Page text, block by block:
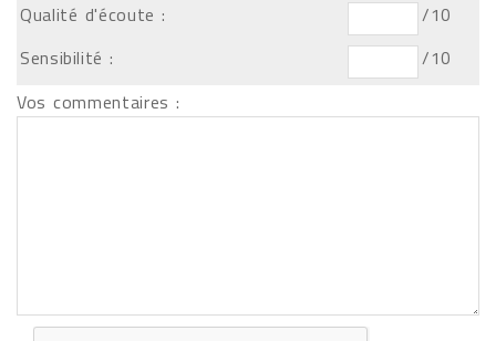
Qualité d'écoute :
/10
Sensibilité :
/10
Vos commentaires :